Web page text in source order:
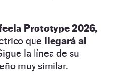
Prototype 2026,
que llegará al
la línea de su
muy similar.